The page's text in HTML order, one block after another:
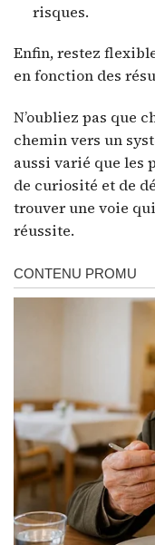
risques.
Enfin, restez
en fonction des
N’oubliez pas que
chemin vers un
aussi varié que les
de curiosité et de
trouver une voie
réussite.